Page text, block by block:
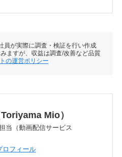
員が実際に調査・検証を行い作成
ますが、収益は調査/改善など品質
の運営ポリシー
Mio）
当（動画配信サービス
ロフィール